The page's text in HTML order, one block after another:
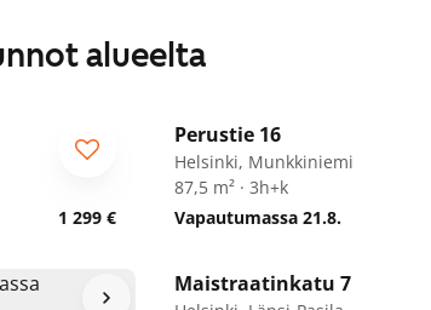
alueelta
1 299 €
Perustie 16
Helsinki, Munkkiniemi
87,5 m² · 3h+k
Vapautumassa 21.8.
Maistraatinkatu 7